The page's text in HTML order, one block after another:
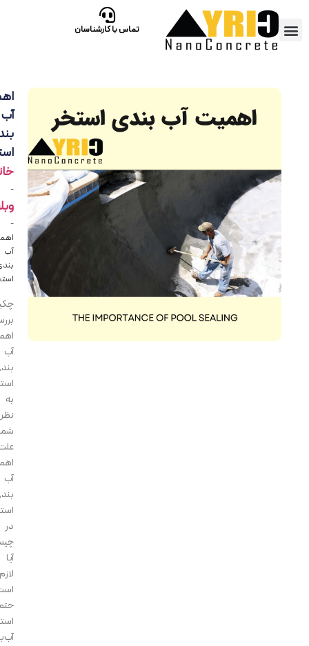
تماس با کارشناسان
اهمیت
بندی
استخر
خانه
-
وبلاگ
-
اهمیت
آب‌
بندی
استخر
چکیده:
بررسی
اهمیت
استخر
اهمیت
استخر
چیست؟
استخر
آب‌بندی